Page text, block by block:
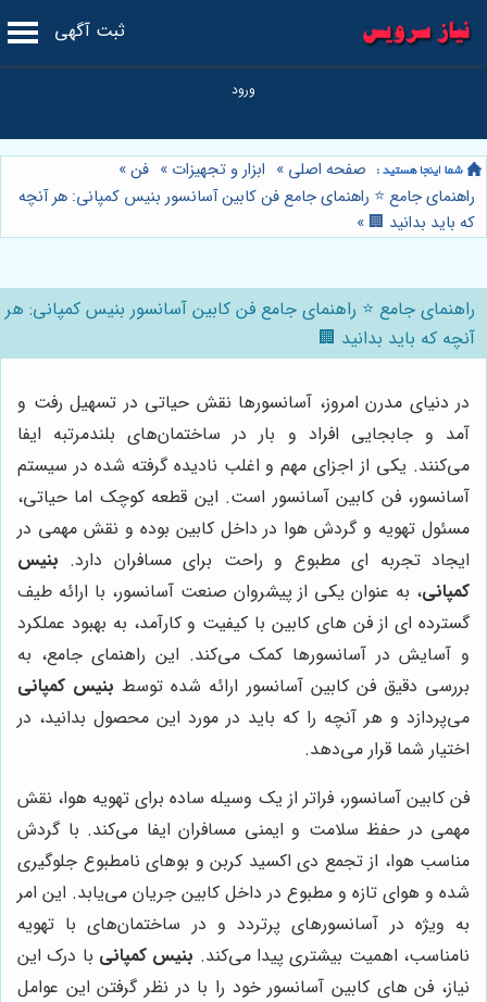
ثبت آگهی
صفحه اصلی » ابزار و تجهیزات » فن»
راهنمای جامع ⭐️ راهنمای جامع فن کابین آسانسور بنیس کمپانی: هر آنچه
که باید بدانید 🏢 »
راهنمای جامع ⭐️ راهنمای جامع فن کابین آسانسور بنیس کمپانی: هر
آنچه که باید بدانید 🏢
در دنیای مدرن امروز، آسانسورها نقش حیاتی در تسهیل رفت و
آمد و جابجایی افراد و بار در ساختمان‌های بلندمرتبه ایفا
می‌کنند. یکی از اجزای مهم و اغلب نادیده گرفته شده در سیستم
آسانسور، فن کابین آسانسور است. این قطعه کوچک اما حیاتی،
مسئول تهویه و گردش هوا در داخل کابین بوده و نقش مهمی در
ایجاد تجربه ای مطبوع و راحت برای مسافران دارد. بنیس
کمپانی، به عنوان یکی از پیشروان صنعت آسانسور، با ارائه طیف
گسترده ای از فن های کابین با کیفیت و کارآمد، به بهبود عملکرد
و آسایش در آسانسورها کمک می‌کند. این راهنمای جامع، به
بررسی دقیق فن کابین آسانسور ارائه شده توسط بنیس کمپانی
می‌پردازد و هر آنچه را که باید در مورد این محصول بدانید، در
اختیار شما قرار می‌دهد.
فن کابین آسانسور، فراتر از یک وسیله ساده برای تهویه هوا، نقش
مهمی در حفظ سلامت و ایمنی مسافران ایفا می‌کند. با گردش
مناسب هوا، از تجمع دی اکسید کربن و بوهای نامطبوع جلوگیری
شده و هوای تازه و مطبوع در داخل کابین جریان می‌یابد. این امر
به ویژه در آسانسورهای پرتردد و در ساختمان‌های با تهویه
نامناسب، اهمیت بیشتری پیدا می‌کند. بنیس کمپانی با درک این
نیاز، فن های کابین آسانسور خود را با در نظر گرفتن این عوامل